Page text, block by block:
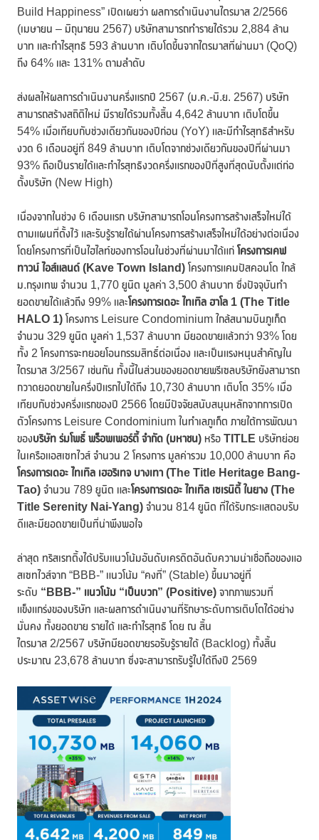
Build Happiness” เปิดเผยว่า ผลการดำเนินงานไตรมาส 2/2566
(เมษายน – มิถุนายน 2567) บริษัทสามารถทำรายได้รวม 2,884 ล้าน
บาท และกำไรสุทธิ 593 ล้านบาท เติบโตขึ้นจากไตรมาสที่ผ่านมา (QoQ)
ถึง 64% และ 131% ตามลำดับ
ส่งผลให้ผลการดำเนินงานครึ่งแรกปี 2567 (ม.ค.-มิ.ย. 2567) บริษัท
สามารถสร้างสถิติใหม่ มีรายได้รวมทั้งสิ้น 4,642 ล้านบาท เติบโตขึ้น
54% เมื่อเทียบกับช่วงเดียวกันของปีก่อน (YoY) และมีกำไรสุทธิสำหรับ
งวด 6 เดือนอยู่ที่ 849 ล้านบาท เติบโตจากช่วงเดียวกันของปีที่ผ่านมา
93% ถือเป็นรายได้และกำไรสุทธิงวดครึ่งแรกของปีที่สูงที่สุดนับตั้งแต่ก่อ
ตั้งบริษัท (New High)
เนื่องจากในช่วง 6 เดือนแรก บริษัทสามารถโอนโครงการสร้างเสร็จใหม่ได้
ตามแผนที่ตั้งไว้ และรับรู้รายได้ผ่านโครงการสร้างเสร็จใหม่ได้อย่างต่อเนื่อง
โดยโครงการที่เป็นไฮไลท์ของการโอนในช่วงที่ผ่านมาได้แก่ โครงการเคฟ
ทาวน์ ไอส์แลนด์ (Kave Town Island) โครงการแคมปัสคอนโด ใกล้
ม.กรุงเทพ จำนวน 1,770 ยูนิต มูลค่า 3,500 ล้านบาท ซึ่งปัจจุบันทำ
ยอดขายได้แล้วถึง 99% และโครงการเดอะ ไทเทิล ฮาโล 1 (The Title
HALO 1) โครงการ Leisure Condominium ใกล้สนามบินภูเก็ต
จำนวน 329 ยูนิต มูลค่า 1,537 ล้านบาท มียอดขายแล้วกว่า 93% โดย
ทั้ง 2 โครงการจะทยอยโอนกรรมสิทธิ์ต่อเนื่อง และเป็นแรงหนุนสำคัญใน
ไตรมาส 3/2567 เช่นกัน ทั้งนี้ในส่วนของยอดขายพรีเซลบริษัทยังสามารถ
กวาดยอดขายในครึ่งปีแรกไปได้ถึง 10,730 ล้านบาท เติบโต 35% เมื่อ
เทียบกับช่วงครึ่งแรกของปี 2566 โดยมีปัจจัยสนับสนุนหลักจากการเปิด
ตัวโครงการ Leisure Condominium ในทำเลภูเก็ต ภายใต้การพัฒนา
ของบริษัท ร่มโพธิ์ พร็อพเพอร์ตี้ จำกัด (มหาชน) หรือ TITLE บริษัทย่อย
ในเครือแอสเซทไวส์ จำนวน 2 โครงการ มูลค่ารวม 10,000 ล้านบาท คือ
โครงการเดอะ ไทเทิล เฮอริเทจ บางเทา (The Title Heritage Bang-
Tao) จำนวน 789 ยูนิต และโครงการเดอะ ไทเทิล เซเรนิตี้ ในยาง (The
Title Serenity Nai-Yang) จำนวน 814 ยูนิต ที่ได้รับกระแสตอบรับ
ดีและมียอดขายเป็นที่น่าพึงพอใจ
ล่าสุด ทริสเรทติ้งได้ปรับแนวโน้มอันดับเครดิตอันดับความน่าเชื่อถือของแอ
สเซทไวส์จาก “BBB-” แนวโน้ม “คงที่” (Stable) ขึ้นมาอยู่ที่
ระดับ “BBB-” แนวโน้ม “เป็นบวก” (Positive) จากภาพรวมที่
แข็งแกร่งของบริษัท และผลการดำเนินงานที่รักษาระดับการเติบโตได้อย่าง
มั่นคง ทั้งยอดขาย รายได้ และกำไรสุทธิ โดย ณ สิ้น
ไตรมาส 2/2567 บริษัทมียอดขายรอรับรู้รายได้ (Backlog) ทั้งสิ้น
ประมาณ 23,678 ล้านบาท ซึ่งจะสามารถรับรู้ไปได้ถึงปี 2569